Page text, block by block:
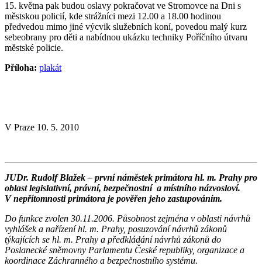
15. května pak budou oslavy pokračovat ve Stromovce na Dni s
městskou policií, kde strážníci mezi 12.00 a 18.00 hodinou
předvedou mimo jiné výcvik služebních koní, povedou malý kurz
sebeobrany pro děti a nabídnou ukázku techniky Poříčního útvaru
městské policie.
Příloha: plakát
V Praze 10. 5. 2010
JUDr. Rudolf Blažek – první náměstek primátora hl. m. Prahy pro
oblast legislativní, právní, bezpečnostní a místního názvosloví.
V nepřítomnosti primátora je pověřen jeho zastupováním.
Do funkce zvolen 30.11.2006. Působnost zejména v oblasti návrhů
vyhlášek a nařízení hl. m. Prahy, posuzování návrhů zákonů
týkajících se hl. m. Prahy a předkládání návrhů zákonů do
Poslanecké sněmovny Parlamentu České republiky, organizace a
koordinace Záchranného a bezpečnostního systému.